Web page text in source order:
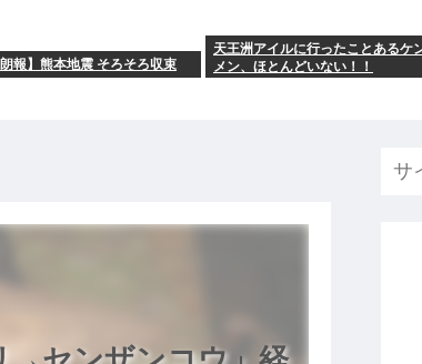
朗報】熊本地震 そろそろ収束
天王洲アイルに行ったことあるケ
メン、ほとんどいない！！